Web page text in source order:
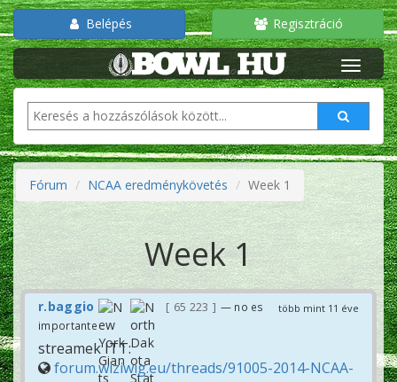
Belépés Regisztráció
Fórum NCAA eredménykövetés Week 1
Week 1
több mint 11 éve
r.baggio 65 223
— no es
importante
streamek ITT:
forum.wiziwig.eu/threads/91005-2014-NCAA-